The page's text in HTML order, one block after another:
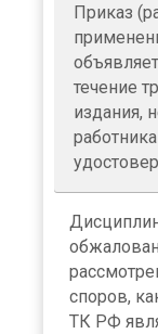
Приказ
течение
издания,
споров,
ТК РФ